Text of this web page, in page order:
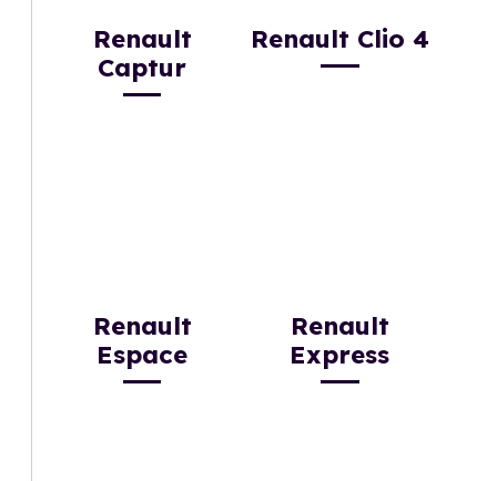
Renault
Captur
Renault Clio 4
Renault
Espace
Renault
Express